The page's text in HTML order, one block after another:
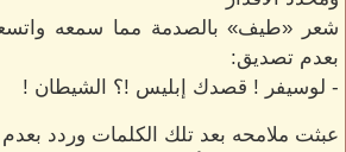
شعر «طيف» بالصدمة مما سمعه
بعدم تصديق:
- لوسيفر ! قصدك إبليس !؟ الشيطان !
عبثت ملامحه بعد تلك الكلمات وردد